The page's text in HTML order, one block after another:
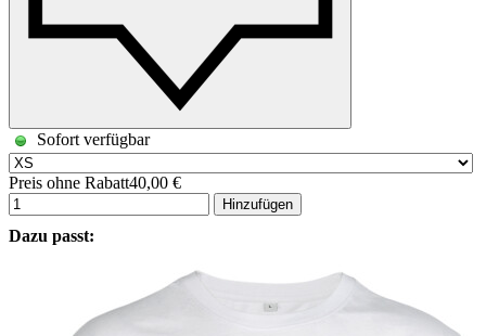
Sofort verfügbar
Preis ohne Rabatt40,00 €
Hinzufügen
Dazu passt: